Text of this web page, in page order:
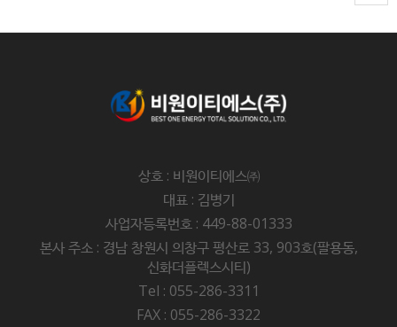
상호 : 비원이티에스㈜
대표 : 김병기
사업자등록번호 : 449-88-01333
본사 주소 : 경남 창원시 의창구 평산로 33, 903호(팔용동,
신화더플렉스시티)
Tel : 055-286-3311
FAX : 055-286-3322